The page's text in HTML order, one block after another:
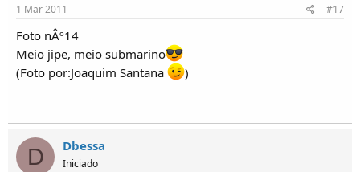
1 Mar 2011 #17
Foto nÂº14
Meio jipe, meio submarino
(Foto por:Joaquim Santana
)
D Dbessa
Iniciado